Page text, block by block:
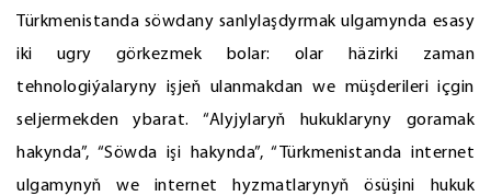
Türkmenistanda söwdany sanlylaşdyrmak ulgamynda esasy
iki ugry görkezmek bolar: olar häzirki zaman
tehnologiýalaryny işjeň ulanmakdan we müşderileri içgin
seljermekden ybarat. “Alyjylaryň hukuklaryny goramak
hakynda”, “Söwda işi hakynda”, “Türkmenistanda internet
ulgamynyň we internet hyzmatlarynyň ösüşini hukuk